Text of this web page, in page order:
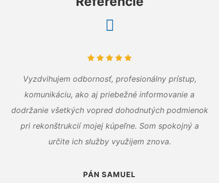
Vyzdvihujem odbornosť, profesionálny prístup,
komunikáciu, ako aj priebežné informovanie a
dodržanie všetkých vopred dohodnutých podmienok
pri rekonštrukcií mojej kúpeľne. Som spokojný a
určite ich služby využijem znova.
PÁN SAMUEL